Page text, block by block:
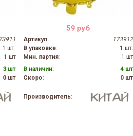
1 шт.
1 шт
3 шт
0 шт
59 руб
Артикул:
173912
В упаковке:
1 шт.
Мин. партия:
1 шт
В наличии:
4 шт
Скоро:
0 шт
Производитель: